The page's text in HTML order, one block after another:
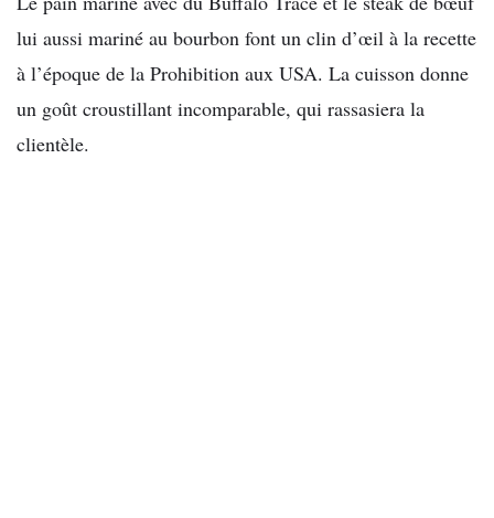
lui aussi mariné au bourbon font un clin d’œil à la recette
à l’époque de la Prohibition aux USA. La cuisson donne
un goût croustillant incomparable, qui rassasiera la
clientèle.